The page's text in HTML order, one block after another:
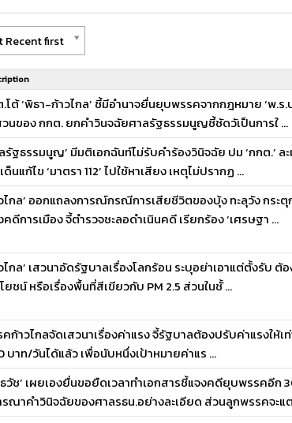
Recent first
โต้ ‘พิธา-ก้าวไกล’ ชี้มีอำนาจยื่นยุบพรรคจากกฎหมาย ‘พ.ร
นของ กกต. ยกคำวินจฉัยศาลรัฐธรรมนูญชี้ชัดวัเป็นการใ ...
รัฐธรรมนูญ’ มีมติเอกฉันท์ไม่รับคำร้องวินิจฉัย ปม ‘กกต.’ ล
ด็นแก้ไข ‘มาตรา 112’ ไปใช้หาเสียง เหตุไม่ปรากฏ ...
ไกล’ ออกแถลงการณ์กรณีการเสียชีวิตของบุ้ง ทะลุวัง กระ
ดีการเมือง จี้ตำรวจชะลอดำเนินคดี เรียกร้อง ‘เศรษฐา ...
ไกล’ เสวนาอัดรัฐบาลเรื่องโลกร้อน ระบุอย่าเอาแต่ตั้งรับ ต้
ยชน์ หรือเรื่องพื้นที่สีเขียวกับ PM 2.5 ส่วนในชั้ ...
ก้าวไกลจัดเสวนาเรื่องค่าแรง จี้รัฐบาลต้องปรับค่าแรงให้
บาท/วันได้แล้ว เพื่อนับหนึ่งเป้าหมายค่าแร ...
วัช’ เผยเองยื่นขอยืดเวลาทำเอกสารชี้แจงคดียุบพรรคอีก
ณาคำวินิจฉัยของศาลรธน.อย่างละเอียด ส่วนลูกพรรคจะแ